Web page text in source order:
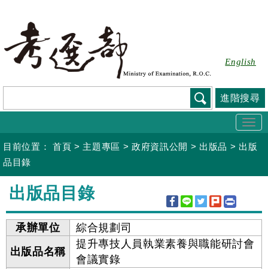
要
容
English
進階搜尋
目前位置： 首頁 > 主題專區 >政府資訊公開 > 出版品 > 出版
品目錄
:::
出版品目錄
承辦單位
綜合規劃司
出版品名稱
提升專技人員執業素養與職能研討會
會議實錄